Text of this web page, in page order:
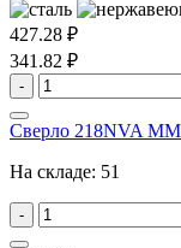
427.28 ₽
341.82 ₽
-
Сверло 218NVA
На складе: 51
-